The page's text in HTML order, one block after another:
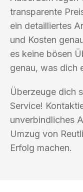
transparente
ein detailliertes
und Kosten
es keine bösen
genau, was dich
Überzeuge dich
Service!
unverbindliches
Umzug von
Erfolg machen.